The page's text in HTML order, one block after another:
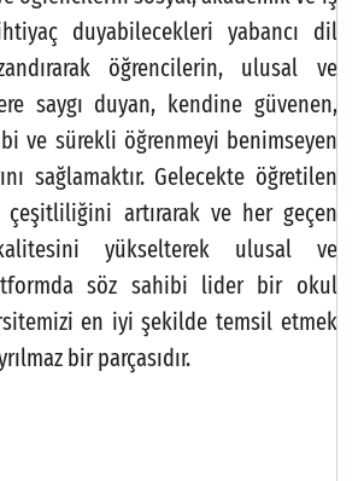
duyabilecekleri yabancı dil
öğrencilerin, ulusal ve
saygı duyan, kendine güvenen,
ve sürekli öğrenmeyi benimseyen
sağlamaktır. Gelecekte öğretilen
çeşitliliğini artırarak ve her geçen
yükselterek ulusal ve
söz sahibi lider bir okul
en iyi şekilde temsil etmek
bir parçasıdır.